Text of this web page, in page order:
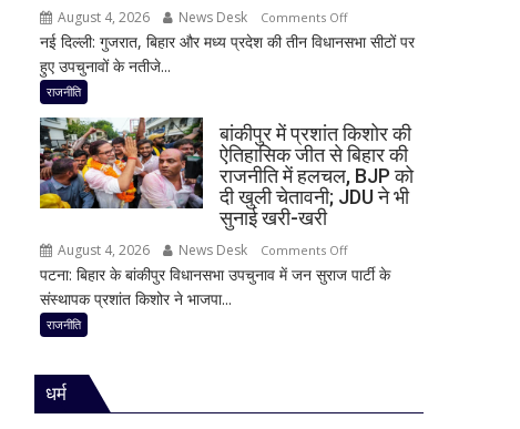
बड़ा
SIT
जांच
किसी
संत
की
August 4, 2026 News Desk Comments Offon
2
गुजरात
में
जीत…
BJP
नई दिल्ली: गुजरात, बिहार और मध्य प्रदेश की तीन विधानसभा सीटों पर
हुए उपचुनावों के नतीजे...
राजनीति
बांकीपुर में प्रशांत किशोर की
ऐतिहासिक जीत से बिहार की
राजनीति में हलचल, BJP को
दी खुली चेतावनी; JDU ने भी
सुनाई खरी-खरी
August 4, 2026 News Desk Comments Offon
बांकीपुर
जीत
पटना: बिहार के बांकीपुर विधानसभा उपचुनाव में जन सुराज पार्टी के
संस्थापक प्रशांत किशोर ने भाजपा...
राजनीति
धर्म